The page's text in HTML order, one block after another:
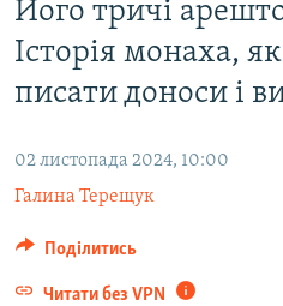
МУЛЬТИМЕДІА
ФОТО
СПЕЦПРОЄКТИ
ПОДКАСТИ
РУС
УКР
Його тричі
Історія монаха,
писати доноси і
02 листопада 2024, 10:00
Галина Терещук
Поділитись
Читати без VPN